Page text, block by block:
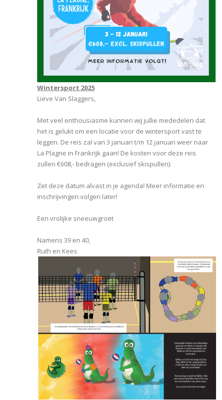
Wintersport 2025
Lieve Van Slaggers,
Met veel enthousiasme kunnen wij jullie mededelen dat
het is gelukt om een locatie voor de wintersport vast te
leggen. De reis zal van 3 januari t/m 12 januari weer naar
La Plagne in Frankrijk gaan! De kosten voor deze reis
zullen €608,- bedragen (exclusief skispullen).
Zet deze datum alvast in je agenda! Meer informatie en
inschrijvingen volgen later!
Een vrolijke sneeuwgroet
Namens 39 en 40,
Ruth en Kees